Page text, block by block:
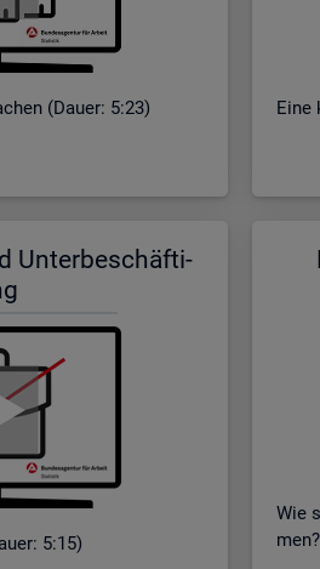
(Dauer: 5:23) Eine
Un­ter­be­schäf­ti­
5:15)
Wie